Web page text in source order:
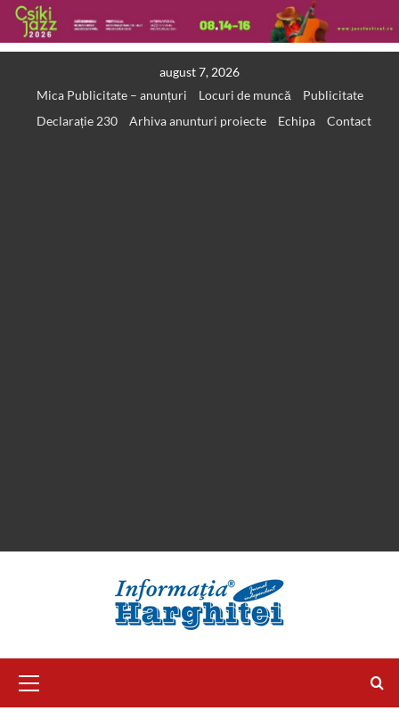
august 7, 2026
Mica Publicitate – anunțuri
Locuri de muncă
Publicitate
Declarație 230
Arhiva anunturi proiecte Echipa Contact
Menu